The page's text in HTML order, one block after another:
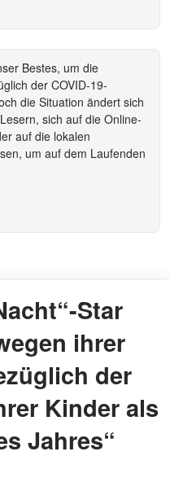
Bestes, um die
der COVID-19-
die Situation ändert sich
sich auf die Online-
auf die lokalen
um auf dem Laufenden
Star
ihrer
der
Kinder als
Jahres“